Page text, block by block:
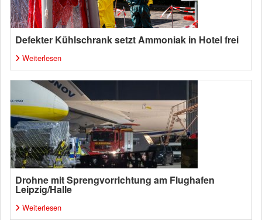
Defekter Kühlschrank setzt Ammoniak in Hotel frei
Weiterlesen
Drohne mit Sprengvorrichtung am Flughafen
Leipzig/Halle
Weiterlesen